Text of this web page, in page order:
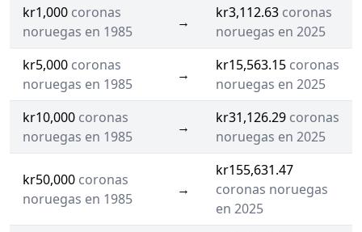
kr1,000 coronas
noruegas en 1985
→
kr3,112.63 coronas
noruegas en 2025
kr5,000 coronas
noruegas en 1985
→
kr15,563.15 coronas
noruegas en 2025
kr10,000 coronas
noruegas en 1985
→
kr31,126.29 coronas
noruegas en 2025
kr50,000 coronas
noruegas en 1985
→
kr155,631.47
coronas noruegas
en 2025